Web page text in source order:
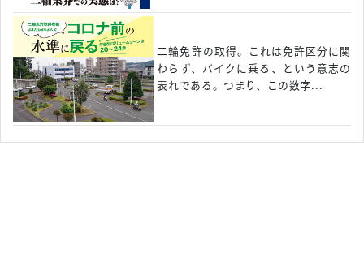
二輪免許の取得。これは免許区分に関
わらず、バイクに乗る、という意志の
表れである。つまり、この数字...